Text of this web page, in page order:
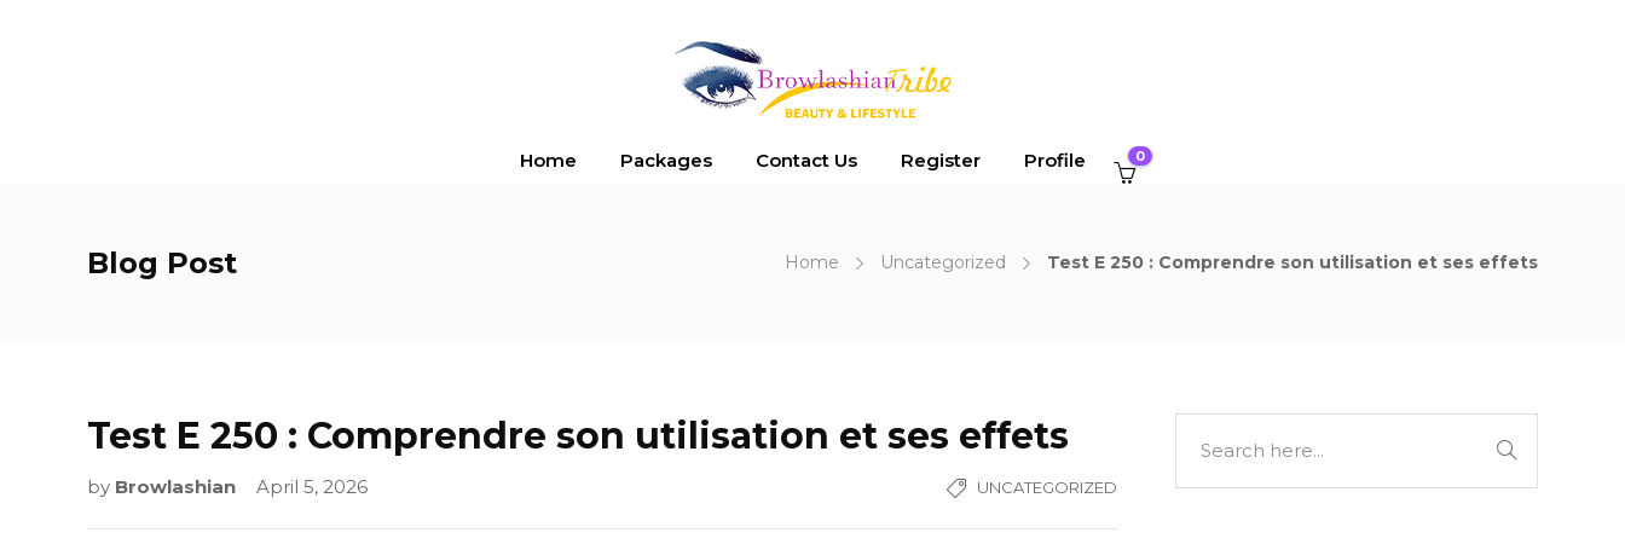
Home Packages Contact Us Register Profile 0
Blog Post Home Uncategorized Test E 250 : Comprendre son utilisation et ses effets
Test E 250 : Comprendre son utilisation et ses effets
by Browlashian April 5, 2026 UNCATEGORIZED